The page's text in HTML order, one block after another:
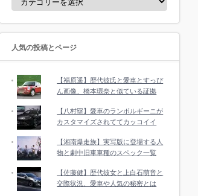
人気の投稿とページ
【福原遥】歴代彼氏と愛車とすっぴ
ん画像、橋本環奈と似ている証拠
【八村塁】愛車のランボルギーニが
カスタマイズされててカッコイイ
【湘南爆走族】実写版に登場する人
物と劇中旧車車種のスペック一覧
【佐藤健】歴代彼女と上白石萌音と
交際状況、愛車や人気の秘密とは